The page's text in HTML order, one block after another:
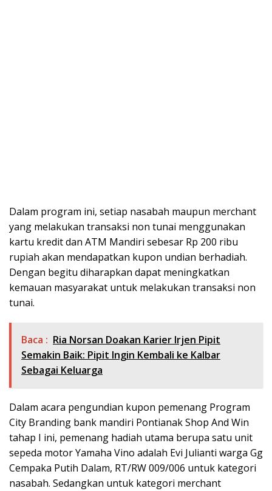
Dalam program ini, setiap nasabah maupun merchant
yang melakukan transaksi non tunai menggunakan
kartu kredit dan ATM Mandiri sebesar Rp 200 ribu
rupiah akan mendapatkan kupon undian berhadiah.
Dengan begitu diharapkan dapat meningkatkan
kemauan masyarakat untuk melakukan transaksi non
tunai.
Baca : Ria Norsan Doakan Karier Irjen Pipit
Semakin Baik: Pipit Ingin Kembali ke Kalbar
Sebagai Keluarga
Dalam acara pengundian kupon pemenang Program
City Branding bank mandiri Pontianak Shop And Win
tahap I ini, pemenang hadiah utama berupa satu unit
sepeda motor Yamaha Vino adalah Evi Julianti warga Gg
Cempaka Putih Dalam, RT/RW 009/006 untuk kategori
nasabah. Sedangkan untuk kategori merchant